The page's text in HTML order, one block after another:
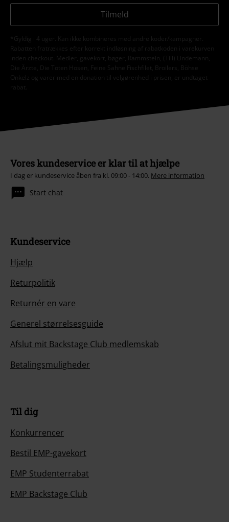
Tilmeld
*Gyldig i 4 uger. Kan ikke kombineres med andre koder/kampagner.
Rabatten fratrækkes efter korrekt indløsning af rabatkoden i varekurven
inden checkout. Medier, gavekort, bøger, Rammstein, (Till) Lindemann,
Die Ärzte, Die Toten Hosen, Feine Sahne Fischfilet, Broilers, Böhse
Onkelz og varer med en donation til velgørenhed i prisen, er undtaget
rabat.
Vores kundeservice er klar til at hjælpe
I dag er kundeservice åben fra kl. 09:00 - 14:00. Mere information
Start chat
Kundeservice
Hjælp
Returpolitik
Returnér en vare
Generel størrelsesguide
Afslut mit Backstage Club medlemskab
Betalingsmuligheder
Til dig
Konkurrencer
Bestil EMP-gavekort
EMP Studenterrabat
EMP Backstage Club